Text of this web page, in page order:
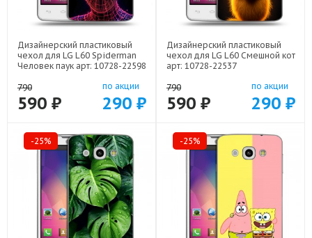
Дизайнерский пластиковый
чехол для LG L60 Spiderman
Человек паук арт: 10728-22598
790
590 ₽
по акции
290 ₽
Дизайнерский пластиковый
чехол для LG L60 Смешной кот
арт: 10728-22537
790
590 ₽
по акции
290 ₽
-25% -25%